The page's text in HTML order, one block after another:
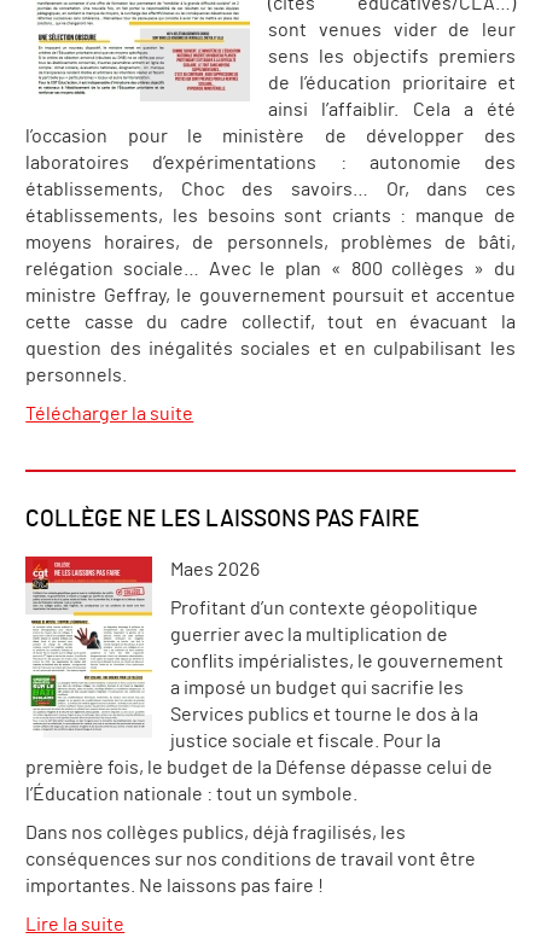
(cités éducatives/CLA…)
sont venues vider de leur
sens les objectifs premiers
de l’éducation prioritaire et
ainsi l’affaiblir. Cela a été
l’occasion pour le ministère de développer des
laboratoires d’expérimentations : autonomie des
établissements, Choc des savoirs… Or, dans ces
établissements, les besoins sont criants : manque de
moyens horaires, de personnels, problèmes de bâti,
relégation sociale… Avec le plan « 800 collèges » du
ministre Geffray, le gouvernement poursuit et accentue
cette casse du cadre collectif, tout en évacuant la
question des inégalités sociales et en culpabilisant les
personnels.
Télécharger la suite
COLLÈGE NE LES LAISSONS PAS FAIRE
Maes 2026
Profitant d’un contexte géopolitique
guerrier avec la multiplication de
conflits impérialistes, le gouvernement
a imposé un budget qui sacrifie les
Services publics et tourne le dos à la
justice sociale et fiscale. Pour la
première fois, le budget de la Défense dépasse celui de
l’Éducation nationale : tout un symbole.
Dans nos collèges publics, déjà fragilisés, les
conséquences sur nos conditions de travail vont être
importantes. Ne laissons pas faire !
Lire la suite